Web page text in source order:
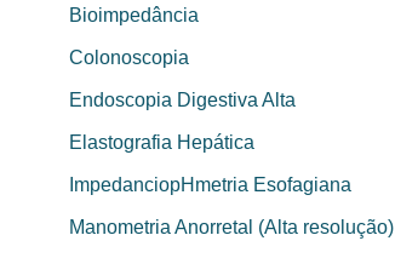
Bioimpedância
Colonoscopia
Endoscopia Digestiva Alta
Elastografia Hepática
ImpedanciopHmetria Esofagiana
Manometria Anorretal (Alta resolução)